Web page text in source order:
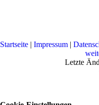
Startseite | Impressum |
Letzte